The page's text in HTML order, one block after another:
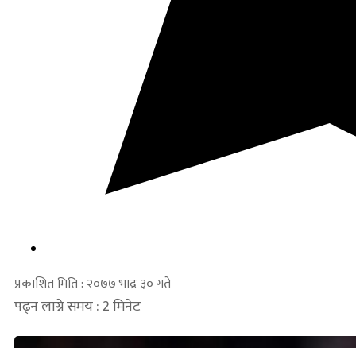
प्रकाशित मिति : २०७७ भाद्र ३० गते
पढ्न लाग्ने समय : 2 मिनेट